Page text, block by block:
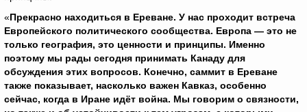
«Прекрасно находиться в Ереване. У нас проходит встреча
Европейского политического сообщества. Европа — это не
только география, это ценности и принципы. Именно
поэтому мы рады сегодня принимать Канаду для
обсуждения этих вопросов. Конечно, саммит в Ереване
также показывает, насколько важен Кавказ, особенно
сейчас, когда в Иране идёт война. Мы говорим о связности,